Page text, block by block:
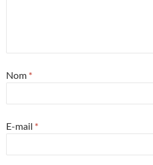
Nom *
E-mail *